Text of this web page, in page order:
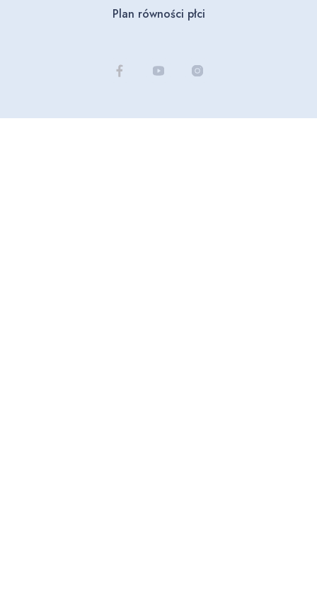
Plan równości płci